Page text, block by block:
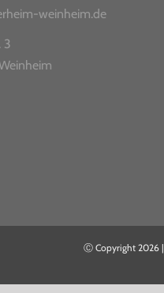
weinheim.de
3
Ⓒ Copyright 2026 |